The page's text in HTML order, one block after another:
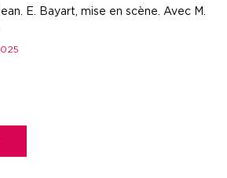
E. Bayart, mise en scène. Avec M.